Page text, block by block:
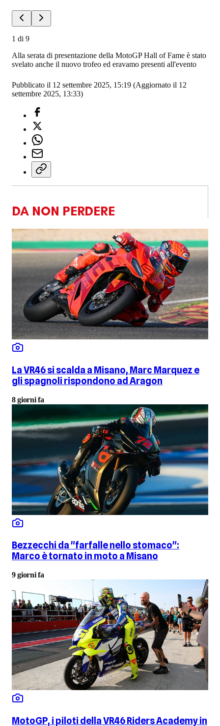
1 di 9
Alla serata di presentazione della MotoGP Hall of Fame è stato
svelato anche il nuovo trofeo ed eravamo presenti all'evento
Pubblicato il 12 settembre 2025, 15:19 (Aggiornato il 12
settembre 2025, 13:33)
DA NON PERDERE
La VR46 si scalda a Misano, Marc Marquez e
gli spagnoli rispondono ad Aragon
8 giorni fa
Bezzecchi da "farfalle nello stomaco":
Marco è tornato in moto a Misano
9 giorni fa
MotoGP, i piloti della VR46 Riders Academy in